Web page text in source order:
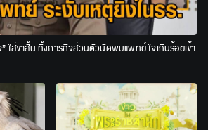
ใส่ขาสั้น ทิ้งภารกิจส่วนตัวนัดพบแพทย์ ใจเกินร้อยเข้า